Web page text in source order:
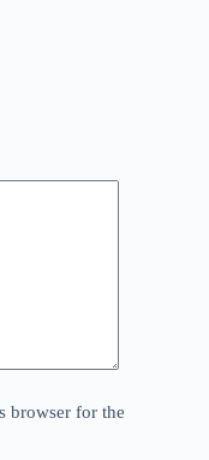
browser for the